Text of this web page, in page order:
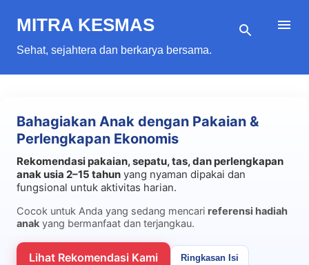
Langsung ke konten utama
MITRA KESMAS
Sehat, sejahtera dan berkarya bersama.
Bahagiakan Anak dengan Pakaian &
Perlengkapan Ekonomis
Rekomendasi pakaian, sepatu, tas, dan perlengkapan
anak usia 2–15 tahun yang nyaman dipakai dan
fungsional untuk aktivitas harian.
Cocok untuk Anda yang sedang mencari referensi hadiah
anak yang bermanfaat dan terjangkau.
Lihat Rekomendasi Kami Ringkasan Isi